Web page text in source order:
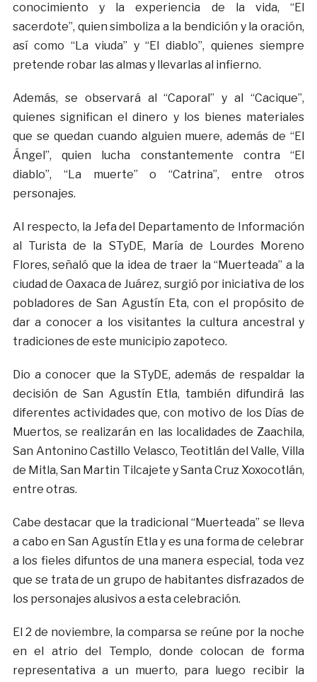
conocimiento y la experiencia de la vida, “El
sacerdote”, quien simboliza a la bendición y la oración,
así como “La viuda” y “El diablo”, quienes siempre
pretende robar las almas y llevarlas al infierno.
Además, se observará al “Caporal” y al “Cacique”,
quienes significan el dinero y los bienes materiales
que se quedan cuando alguien muere, además de “El
Ángel”, quien lucha constantemente contra “El
diablo”, “La muerte” o “Catrina”, entre otros
personajes.
Al respecto, la Jefa del Departamento de Información
al Turista de la STyDE, María de Lourdes Moreno
Flores, señaló que la idea de traer la “Muerteada” a la
ciudad de Oaxaca de Juárez, surgió por iniciativa de los
pobladores de San Agustín Eta, con el propósito de
dar a conocer a los visitantes la cultura ancestral y
tradiciones de este municipio zapoteco.
Dio a conocer que la STyDE, además de respaldar la
decisión de San Agustín Etla, también difundirá las
diferentes actividades que, con motivo de los Días de
Muertos, se realizarán en las localidades de Zaachila,
San Antonino Castillo Velasco, Teotitlán del Valle, Villa
de Mitla, San Martin Tilcajete y Santa Cruz Xoxocotlán,
entre otras.
Cabe destacar que la tradicional “Muerteada” se lleva
a cabo en San Agustín Etla y es una forma de celebrar
a los fieles difuntos de una manera especial, toda vez
que se trata de un grupo de habitantes disfrazados de
los personajes alusivos a esta celebración.
El 2 de noviembre, la comparsa se reúne por la noche
en el atrio del Templo, donde colocan de forma
representativa a un muerto, para luego recibir la